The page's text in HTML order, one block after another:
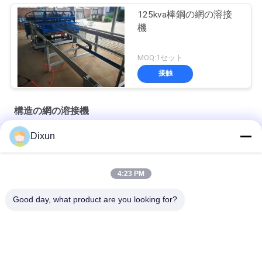
125kva棒鋼の網の溶接
機
MOQ:1セット
接触
構造の網の溶接機
供給4.8T 2500mmの構造の網の溶接機を巻きなさい
Dixun
4:23 PM
Good day, what product are you looking for?